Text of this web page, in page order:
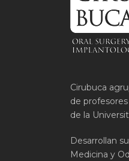
Cirubuca
de
de la
Desarrollan
Medicina y